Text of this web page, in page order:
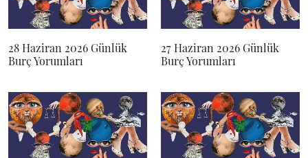
28 Haziran 2026 Günlük
Burç Yorumları
27 Haziran 2026 Günlük
Burç Yorumları